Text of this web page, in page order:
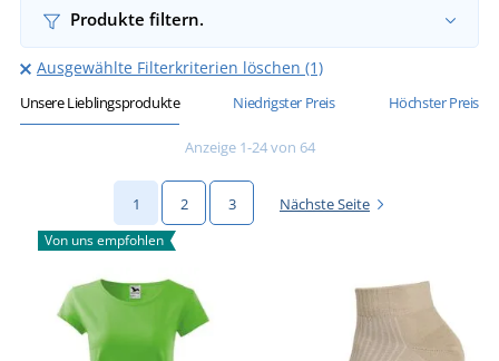
Produkte filtern.
Ausgewählte Filterkriterien löschen (1)
Unsere Lieblingsprodukte Niedrigster Preis Höchster Preis
Anzeige 1-24 von 64
1 2 3 Nächste Seite
Von uns empfohlen